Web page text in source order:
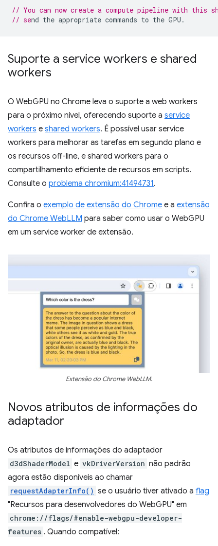
// You can now create a compute pipeline with this
// se
Suporte a service workers e shared
workers
O WebGPU no Chrome leva o suporte a web workers
para o próximo nível, oferecendo suporte a service
workers e shared workers. É possível usar service
workers para melhorar as tarefas em segundo plano e
os recursos off-line, e shared workers para o
compartilhamento eficiente de recursos em scripts.
Consulte o problema chromium:41494731.
Confira o exemplo de extensão do Chrome e a extensão
do Chrome WebLLM para saber como usar o WebGPU
em um service worker de extensão.
Extensão do Chrome WebLLM.
Novos atributos de informações do
adaptador
Os atributos de informações do adaptador
d3dShaderModel e vkDriverVersion não padrão
agora estão disponíveis ao chamar
requestAdapterInfo() se o usuário tiver ativado a flag
"Recursos para desenvolvedores do WebGPU" em
chrome://flags/#enable-webgpu-developer-
features . Quando compatível: